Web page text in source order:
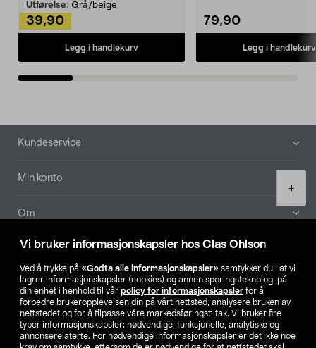
Vi bruker informasjonskapsler hos Clas Ohlson
Ved å trykke på «Godta alle informasjonskapsler» samtykker du i at vi
lagrer informasjonskapsler (cookies) og annen sporingsteknologi på
din enhet i henhold til vår policy for informasjonskapsler for å
forbedre brukeropplevelsen din på vårt nettsted, analysere bruken av
nettstedet og for å tilpasse våre markedsføringstiltak. Vi bruker fire
typer informasjonskapsler: nødvendige, funksjonelle, analytiske og
annonserelaterte. For nødvendige informasjonskapsler er det ikke noe
+
Utførelse: Grå/beige
39,90
Legg i handlekurv
79,90
Legg i handlekurv
Bunntekst
Kundeservice
Min konto
Om
Aktuelt
Våre selskaper
Finn din butikk